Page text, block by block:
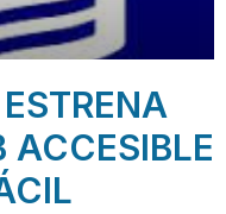
ACCESIBLE